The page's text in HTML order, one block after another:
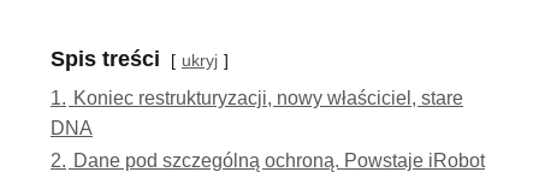
Spis treści ukryj
1. Koniec restrukturyzacji, nowy właściciel, stare
DNA
2. Dane pod szczególną ochroną. Powstaje iRobot